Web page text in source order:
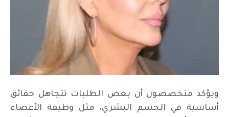
ويؤكد متخصصون أن بعض الطلبات تتجاهل حقائق
أساسية في الجسم البشري، مثل وظيفة الأعضاء